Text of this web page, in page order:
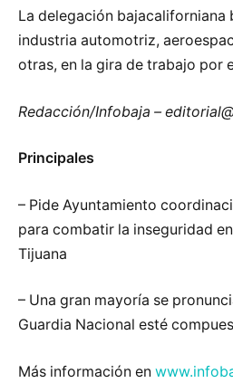
La delegación bajacaliforniana
industria automotriz,
otras, en la gira de trabajo por
Redacción/Infobaja –
Principales
– Pide Ayuntamiento
para combatir la inseguridad
Tijuana
– Una gran mayoría se
Guardia Nacional esté
Más información en